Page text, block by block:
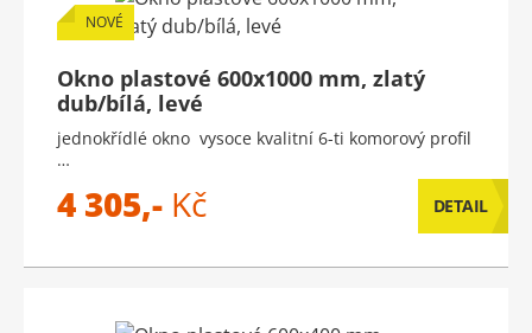
NOVÉ
Okno plastové 600x1000 mm, zlatý
dub/bílá, levé
jednokřídlé okno vysoce kvalitní 6-ti komorový profil
…
4 305,- Kč DETAIL